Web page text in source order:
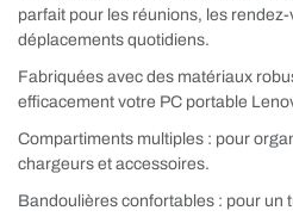
parfait pour les réunions, les
déplacements quotidiens.
Fabriquées avec des matériaux
efficacement votre PC portable
Compartiments multiples : pour
chargeurs et accessoires.
Bandoulières confortables : pour un